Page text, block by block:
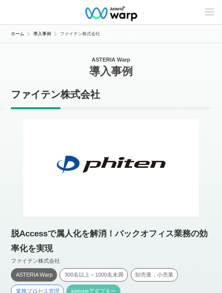
C
n
e
ホーム 導入事例 ファイテン株式会社
ASTERIA Warp
導入事例
ファイテン株式会社
脱Accessで属人化を解消！バックオフィス業務の効
率化を実現
ファイテン株式会社
ASTERIA Warp 300名以上～1000名未満 卸売業，小売業
業務プロセス管理 kintoneアダプター